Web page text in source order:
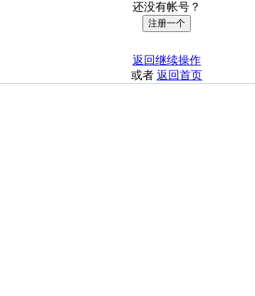
还没有帐号？
注册一个
返回继续操作
或者 返回首页